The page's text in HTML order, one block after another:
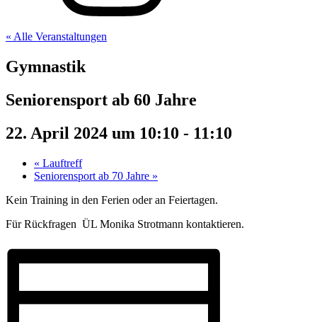
« Alle Veranstaltungen
Gymnastik
Seniorensport ab 60 Jahre
22. April 2024 um 10:10 - 11:10
« Lauftreff
Seniorensport ab 70 Jahre »
Kein Training in den Ferien oder an Feiertagen.
Für Rückfragen ÜL Monika Strotmann kontaktieren.